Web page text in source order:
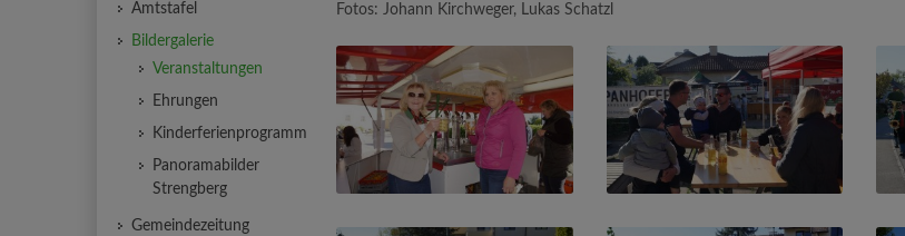
Fotos: Johann Kirchweger, Lukas Schatzl
Amtstafel
Bildergalerie
Veranstaltungen
Ehrungen
Kinderferienprogramm
Panoramabilder
Strengberg
Gemeindezeitung